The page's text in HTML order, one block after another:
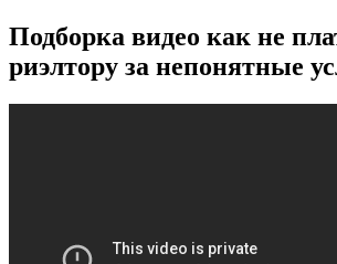
Подборка видео как не
риэлтору за непонятные